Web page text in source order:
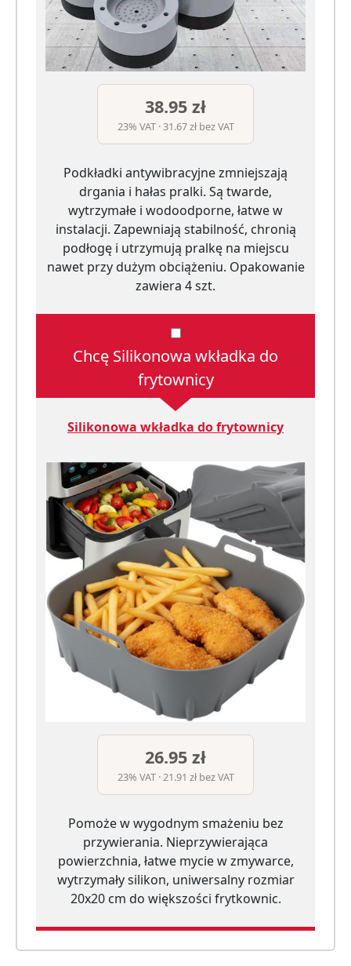
38.95 zł
23% VAT · 31.67 zł bez VAT
Podkładki antywibracyjne zmniejszają
drgania i hałas pralki. Są twarde,
wytrzymałe i wodoodporne, łatwe w
instalacji. Zapewniają stabilność, chronią
podłogę i utrzymują pralkę na miejscu
nawet przy dużym obciążeniu. Opakowanie
zawiera 4 szt.
Chcę Silikonowa wkładka do
frytownicy
Silikonowa wkładka do frytownicy
26.95 zł
23% VAT · 21.91 zł bez VAT
Pomoże w wygodnym smażeniu bez
przywierania. Nieprzywierająca
powierzchnia, łatwe mycie w zmywarce,
wytrzymały silikon, uniwersalny rozmiar
20x20 cm do większości frytkownic.